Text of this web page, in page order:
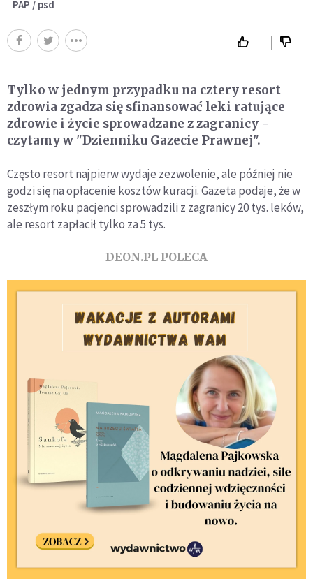
PAP / psd
Tylko w jednym przypadku na cztery resort
zdrowia zgadza się sfinansować leki ratujące
zdrowie i życie sprowadzane z zagranicy -
czytamy w "Dzienniku Gazecie Prawnej".
Często resort najpierw wydaje zezwolenie, ale później nie
godzi się na opłacenie kosztów kuracji. Gazeta podaje, że w
zeszłym roku pacjenci sprowadzili z zagranicy 20 tys. leków,
ale resort zapłacił tylko za 5 tys.
DEON.PL POLECA